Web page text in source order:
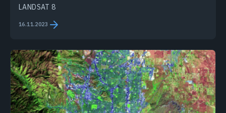
LANDSAT 8
16.11.2023